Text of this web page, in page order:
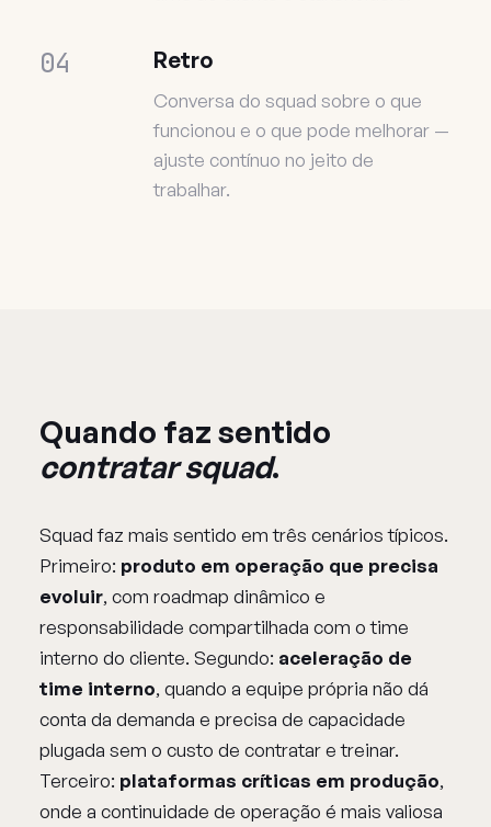
04 Retro
Conversa do squad sobre o que
funcionou e o que pode melhorar —
ajuste contínuo no jeito de
trabalhar.
Quando faz sentido
contratar squad.
Squad faz mais sentido em três cenários típicos.
Primeiro: produto em operação que precisa
evoluir, com roadmap dinâmico e
responsabilidade compartilhada com o time
interno do cliente. Segundo: aceleração de
time interno, quando a equipe própria não dá
conta da demanda e precisa de capacidade
plugada sem o custo de contratar e treinar.
Terceiro: plataformas críticas em produção,
onde a continuidade de operação é mais valiosa